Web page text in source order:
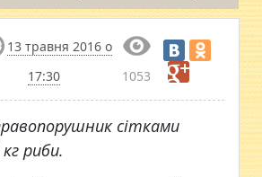
13 травня 2016 о
17:30
1053
сітками
риби.